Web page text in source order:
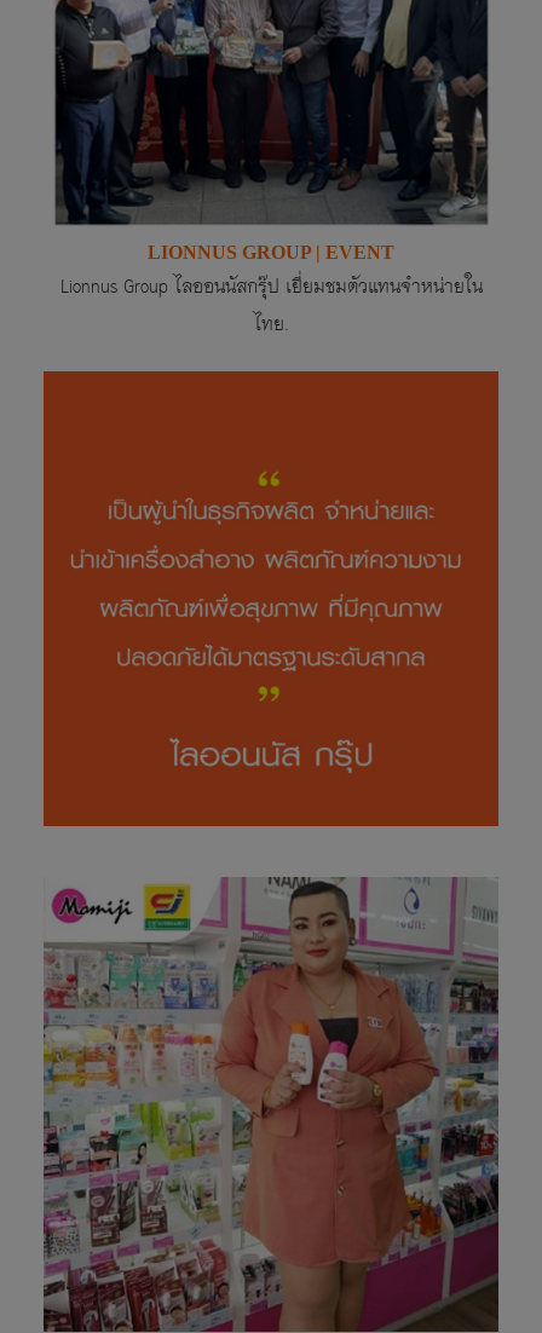
LIONNUS GROUP | EVENT
Lionnus Group ไลออนนัสกรุ๊ป เยี่ยมชมตัวแทนจำหน่ายใน
ไทย.